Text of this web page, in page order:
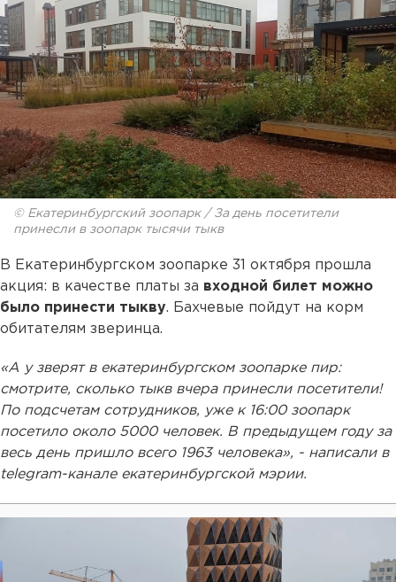
© Екатеринбургский зоопарк / За день посетители
принесли в зоопарк тысячи тыкв
В Екатеринбургском зоопарке 31 октября прошла
акция: в качестве платы за входной билет можно
было принести тыкву. Бахчевые пойдут на корм
обитателям зверинца.
«А у зверят в екатеринбургском зоопарке пир:
смотрите, сколько тыкв вчера принесли посетители!
По подсчетам сотрудников, уже к 16:00 зоопарк
посетило около 5000 человек. В предыдущем году за
весь день пришло всего 1963 человека», - написали в
telegram-канале екатеринбургской мэрии.